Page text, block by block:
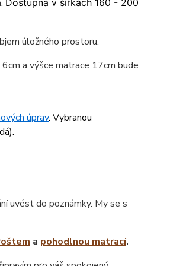
Dostupná v šířkách 160 - 200
úložného prostoru.
a výšce matrace 17cm bude
úprav. Vybranou
).
uvést do poznámky. My se s
a pohodlnou matrací.